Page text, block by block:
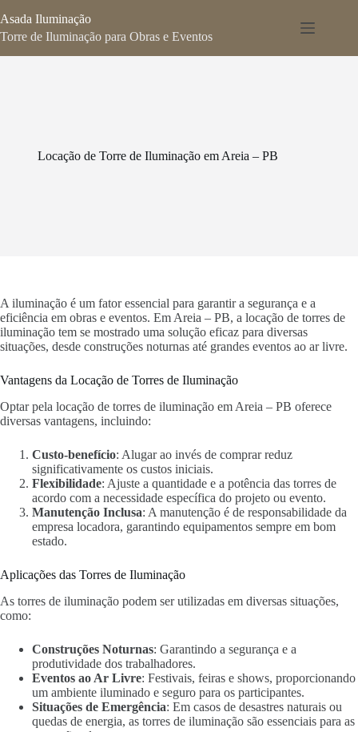
para
o
Asada Iluminação
Torre de Iluminação para Obras e Eventos
Locação de Torre de Iluminação em Areia – PB
A iluminação é um fator essencial para garantir a segurança e a
eficiência em obras e eventos. Em Areia – PB, a locação de torres de
iluminação tem se mostrado uma solução eficaz para diversas
situações, desde construções noturnas até grandes eventos ao ar livre.
Vantagens da Locação de Torres de Iluminação
Optar pela locação de torres de iluminação em Areia – PB oferece
diversas vantagens, incluindo:
Custo-benefício: Alugar ao invés de comprar reduz
significativamente os custos iniciais.
Flexibilidade: Ajuste a quantidade e a potência das torres de
acordo com a necessidade específica do projeto ou evento.
Manutenção Inclusa: A manutenção é de responsabilidade da
empresa locadora, garantindo equipamentos sempre em bom
estado.
Aplicações das Torres de Iluminação
As torres de iluminação podem ser utilizadas em diversas situações,
como:
Construções Noturnas: Garantindo a segurança e a
produtividade dos trabalhadores.
Eventos ao Ar Livre: Festivais, feiras e shows, proporcionando
um ambiente iluminado e seguro para os participantes.
Situações de Emergência: Em casos de desastres naturais ou
quedas de energia, as torres de iluminação são essenciais para as